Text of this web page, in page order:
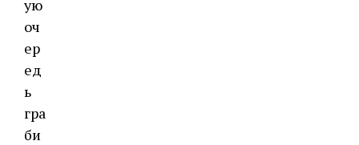
ую
оч
ер
ед
ь
гра
би